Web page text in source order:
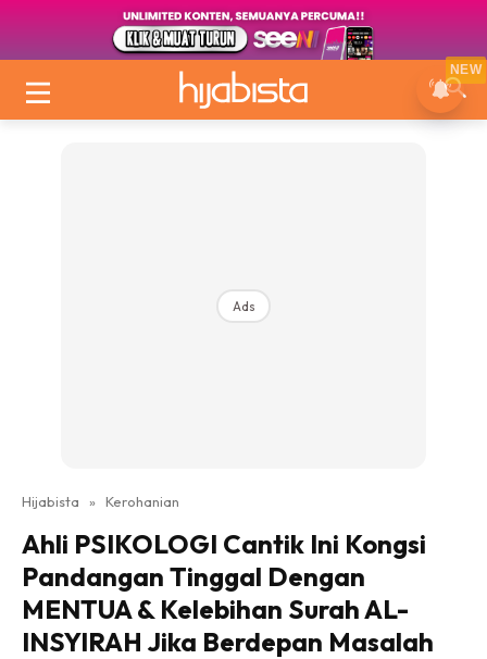
Ads
Hijabista » Kerohanian
Ahli PSIKOLOGI Cantik Ini Kongsi
Pandangan Tinggal Dengan
MENTUA & Kelebihan Surah AL-
INSYIRAH Jika Berdepan Masalah
NEW